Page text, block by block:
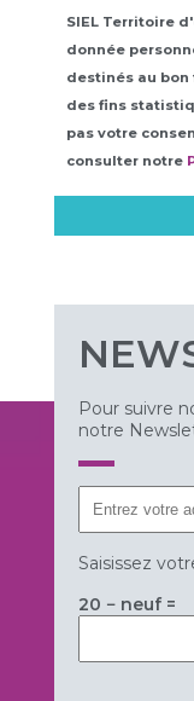
Pour suivre
notre
Saisissez
20 − neuf =